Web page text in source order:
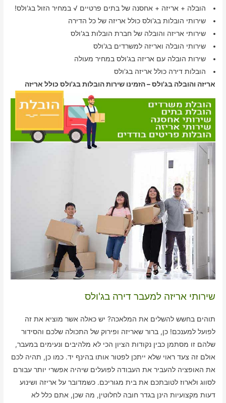
הובלה + אריזה + אחסנה של בתים פרטיים √ במחיר הזול בג'ולס!
שירותי הובלות בג'ולס כולל אריזה של כל הדירה
שירותי אריזה והובלה של חברת הובלות בג'ולס
שירותי הובלה ואריזה למשרדים בג'ולס
שירות הובלה עם אריזה בג'ולס במחיר מעולה
הובלות דירה כולל אריזה בג'ולס
אריזה והובלה בג'ולס – הזמינו שירות הובלות בג'ולס כולל אריזה
שירותי אריזה למעבר דירה בג'ולס
תוהים בחשש להשלים את המלאכה? יש כאלה אשר מוציא את זה
לפועל למענכם! כן, ברור שאריזה ופירוק של התכולה שלכם והסידור
שלהם זו מסתמן כבין נקודות הציון הכי לא מלהיבים ונעימים במעבר,
אולם זה צעד ראוי שלא ייתכן לפטור אותו בהינף יד. כמו כן, תהיה לכם
את האופציה להעביר את העבודה לפועלים שיהיה אפשרי יותר עבורם
לסווג ולארוז לטובתכם את בית מגוריכם. כשמדובר על אריזה ושינוע
דעות מקצועיות הינן בגדר חובה לחלוטין, מה שכן, אתם כלל לא